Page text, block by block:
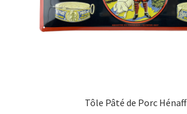
Tôle Pâté de Porc Hénaff